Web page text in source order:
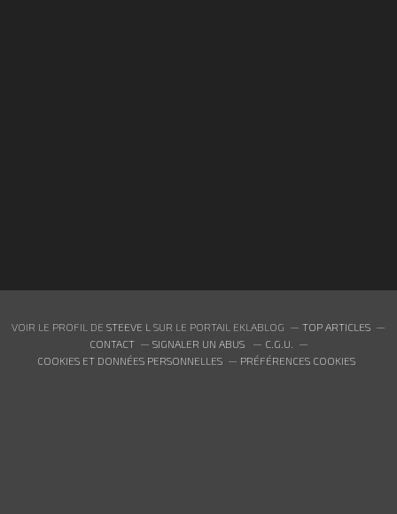
VOIR LE PROFIL DE STEEVE L SUR LE PORTAIL EKLABLOG
TOP ARTICLES
CONTACT
SIGNALER UN ABUS
C.G.U.
COOKIES ET DONNÉES PERSONNELLES
PRÉFÉRENCES COOKIES